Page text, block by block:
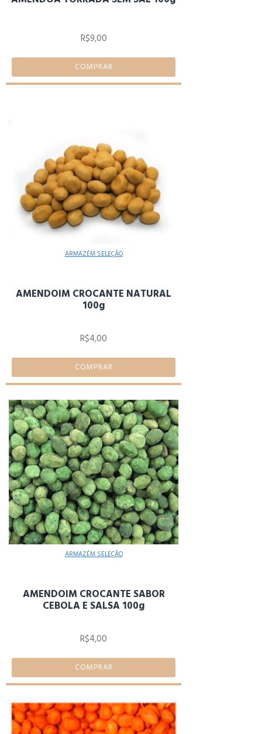
R$9,00
COMPRAR
ARMAZÉM SELEÇÃO
AMENDOIM CROCANTE NATURAL
100g
R$4,00
COMPRAR
ARMAZÉM SELEÇÃO
AMENDOIM CROCANTE SABOR
CEBOLA E SALSA 100g
R$4,00
COMPRAR